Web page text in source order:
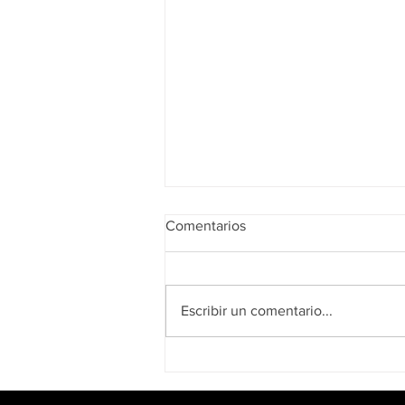
Comentarios
Escribir un comentario...